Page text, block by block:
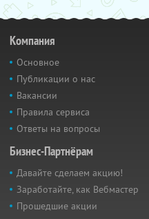
Компания
Основное
Публикации о нас
Вакансии
Правила сервиса
Ответы на вопросы
Бизнес-Партнёрам
Давайте сделаем акцию!
Заработайте, как Вебмастер
Прошедшие акции